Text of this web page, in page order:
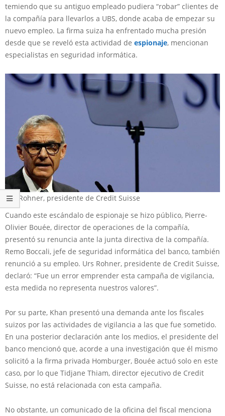
temiendo que su antiguo empleado pudiera “robar” clientes de
la compañía para llevarlos a UBS, donde acaba de empezar su
nuevo empleo. La firma suiza ha enfrentado mucha presión
desde que se reveló esta actividad de espionaje, mencionan
especialistas en seguridad informática.
Urs Rohner, presidente de Credit Suisse
Cuando este escándalo de espionaje se hizo público, Pierre-
Olivier Bouée, director de operaciones de la compañía,
presentó su renuncia ante la junta directiva de la compañía.
Remo Boccali, jefe de seguridad informática del banco, también
renunció a su empleo. Urs Rohner, presidente de Credit Suisse,
declaró: “Fue un error emprender esta campaña de vigilancia,
esta medida no representa nuestros valores”.
Por su parte, Khan presentó una demanda ante los fiscales
suizos por las actividades de vigilancia a las que fue sometido.
En una posterior declaración ante los medios, el presidente del
banco mencionó que, acorde a una investigación que él mismo
solicitó a la firma privada Homburger, Bouée actuó solo en este
caso, por lo que Tidjane Thiam, director ejecutivo de Credit
Suisse, no está relacionada con esta campaña.
No obstante, un comunicado de la oficina del fiscal menciona